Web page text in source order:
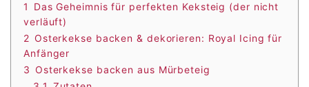
1
Das Geheimnis für perfekten Keksteig (der nicht
verläuft)
2 Osterkekse backen & dekorieren: Royal Icing für
Anfänger
3 Osterkekse backen aus Mürbeteig